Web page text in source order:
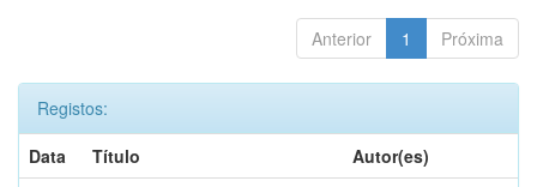
Anterior 1 Próxima
Registos:
Data
Título
Autor(es)